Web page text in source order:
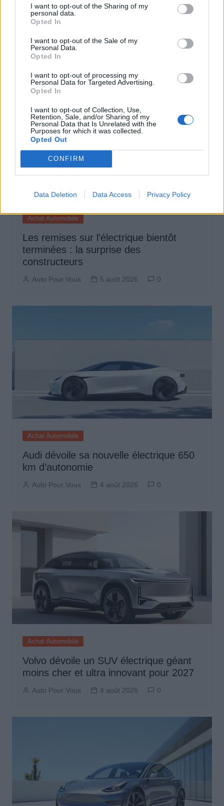
I want to opt-out of the Sharing of my
personal data.
Opted In
I want to opt-out of the Sale of my
Personal Data.
Opted In
I want to opt-out of processing my
Personal Data for Targeted Advertising.
Opted In
I want to opt-out of Collection, Use,
Retention, Sale, and/or Sharing of my
Personal Data that Is Unrelated with the
Purposes for which it was collected.
Opted Out
CONFIRM
Data Deletion Data Access Privacy Policy
Achat Automobile
atteint 1100 km d’autonomie
Auto Pour Vous
Achat Automobile
Les remises sur l’électrique bientôt
terminées : la surprise des
constructeurs
Auto Pour Vous 5 août 2026 0
Achat Automobile
Audi dévoile sa nouvelle électrique 650
km d’autonomie
Auto Pour Vous 4 août 2026 0
Achat Automobile
Volvo dévoile un SUV électrique géant
moins cher et ultra innovant pour 2027
Auto Pour Vous 4 août 2026 0